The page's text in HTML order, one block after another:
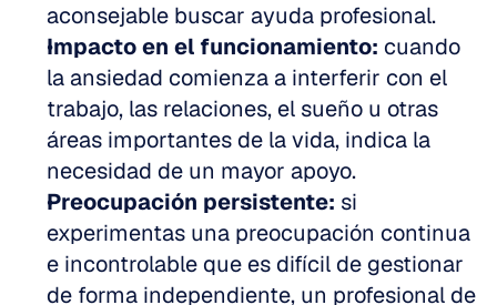
aconsejable buscar ayuda profesional.
Impacto en el funcionamiento: cuando
la ansiedad comienza a interferir con el
trabajo, las relaciones, el sueño u otras
áreas importantes de la vida, indica la
necesidad de un mayor apoyo.
Preocupación persistente: si
experimentas una preocupación continua
e incontrolable que es difícil de gestionar
de forma independiente, un profesional de